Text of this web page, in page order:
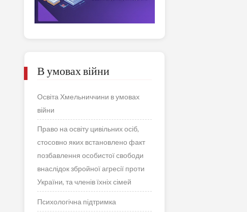
В умовах війни
Освіта Хмельниччини в умовах
війни
Право на освіту цивільних осіб,
стосовно яких встановлено факт
позбавлення особистої свободи
внаслідок збройної агресії проти
України, та членів їхніх сімей
Психологічна підтримка